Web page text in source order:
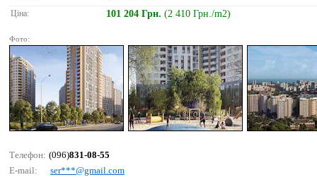
Ціна: 101 204 Грн. (2 410 Грн./m2)
Фото:
Телефон: (096)831-08-55
E-mail:
sеr***@gmаil.соm